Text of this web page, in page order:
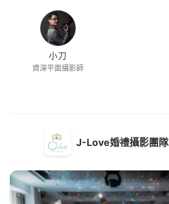
小刀
資深平面攝影師
J-Love婚禮攝影團隊